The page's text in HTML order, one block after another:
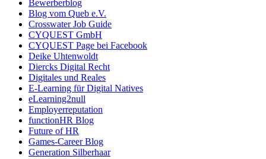
Bewerberblog
Blog vom Queb e.V.
Crosswater Job Guide
CYQUEST GmbH
CYQUEST Page bei Facebook
Deike Uhtenwoldt
Diercks Digital Recht
Digitales und Reales
E-Learning für Digital Natives
eLearning2null
Employerreputation
functionHR Blog
Future of HR
Games-Career Blog
Generation Silberhaar